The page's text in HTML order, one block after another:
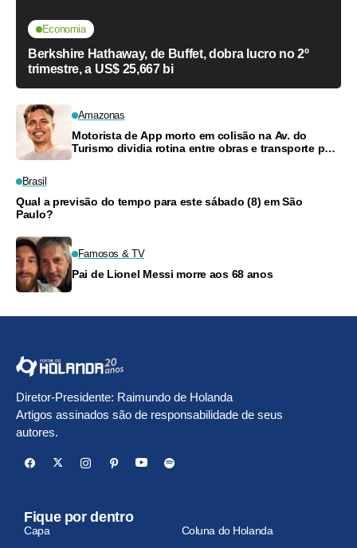
Economia
Berkshire Hathaway, de Buffet, dobra lucro no 2º
trimestre, a US$ 25,667 bi
Amazonas
Motorista de App morto em colisão na Av. do
Turismo dividia rotina entre obras e transporte para
Brasil
Qual a previsão do tempo para este sábado (8) em São
Paulo?
Famosos & TV
Pai de Lionel Messi morre aos 68 anos
Diretor-Presidente: Raimundo de Holanda
Artigos assinados são de responsabilidade de seus
autores.
Fique por dentro
Capa
Coluna do Holanda